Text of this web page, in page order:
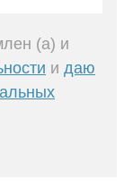
(а) и
и даю